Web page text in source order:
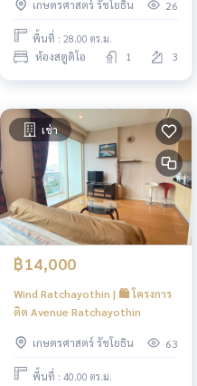
เกษตรศาสตร์ รัชโยธิน
26
พื้นที่ : 28.00 ตร.ม.
ห้องสตูดิโอ 1 3
เช่า
฿14,000
Wind Ratchayothin | 🛍️ โครงการ
ติด Avenue Ratchayothin
เกษตรศาสตร์ รัชโยธิน 63
พื้นที่ : 40.00 ตร.ม.